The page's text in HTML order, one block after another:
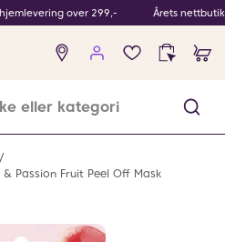
over 299,- Årets
Ingen
produkter
Passion Fruit Peel Off Mask